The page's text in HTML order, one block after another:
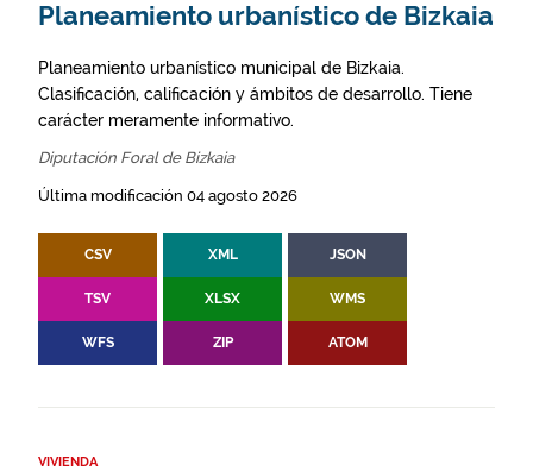
Planeamiento urbanístico de Bizkaia
Planeamiento urbanístico municipal de Bizkaia.
Clasificación, calificación y ámbitos de desarrollo. Tiene
carácter meramente informativo.
Diputación Foral de Bizkaia
Última modificación 04 agosto 2026
CSV XML JSON
TSV XLSX WMS
WFS ZIP ATOM
VIVIENDA